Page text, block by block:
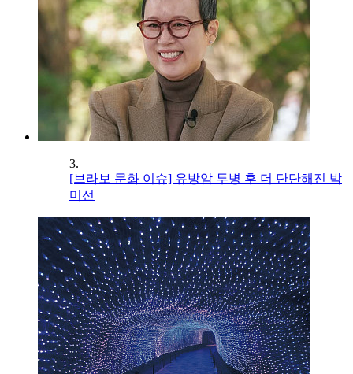
3.
[브라보 문화 이슈] 유방암 투병 후 더 단단해진 박
미선